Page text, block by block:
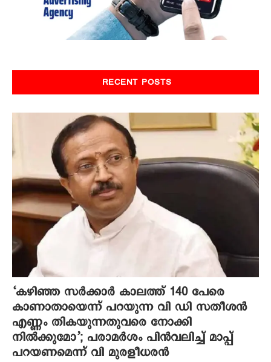
RECENT POSTS
‘കഴിഞ്ഞ സര്‍ക്കാര്‍ കാലത്ത് 140 പേരെ
കാണാതായെന്ന് പറയുന്ന വി ഡി സതീശൻ
എണ്ണം തികയുന്നതുവരെ നോക്കി
നില്‍ക്കുമോ’; പരാമർശം പിൻവലിച്ച് മാപ്പ്
പറയണമെന്ന് വി മുരളീധരൻ